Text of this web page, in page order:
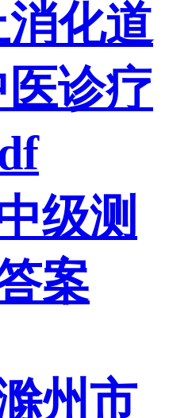
化道
诊疗
级测
案
州市